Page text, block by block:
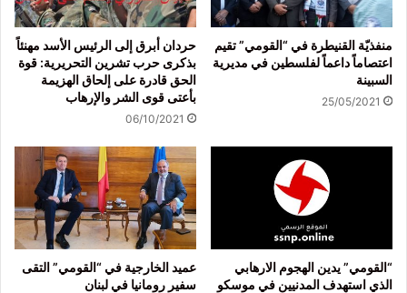
منفذيّة القنيطرة في “القومي” تقيم
اعتصاماً داعماً لفلسطين في مديرية
السبينة
25/05/2021
حردان أبرق إلى الرئيس الأسد مهنئاً
بذكرى حرب تشرين التحريرية: قوة
الحق قادرة على إلحاق الهزيمة
بأعتى قوى الشر والإرهاب
06/10/2021
“القومي” يدين الهجوم الارهابي
الذي استهدف المدنيين في موسكو
عميد الخارجية في “القومي” التقى
سفير رومانيا في لبنان